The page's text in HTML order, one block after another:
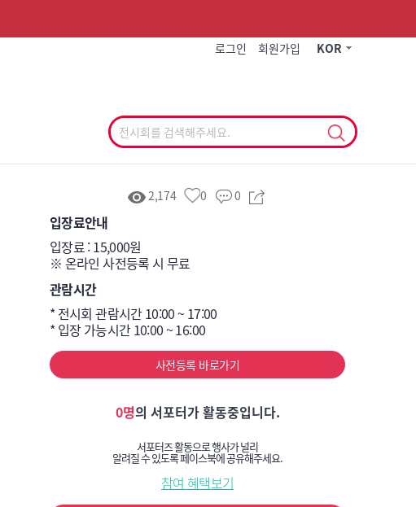
로그인 회원가입 KOR
2,174 0 0
입장료안내
입장료 : 15,000원
※ 온라인 사전등록 시 무료
관람시간
* 전시회 관람시간 10:00 ~ 17:00
* 입장 가능시간 10:00 ~ 16:00
사전등록 바로가기
0명의 서포터가 활동중입니다.
서포터즈 활동으로 행사가 널리
알려질 수 있도록 페이스북에 공유해주세요.
참여 혜택보기